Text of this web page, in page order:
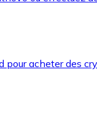
acheter des